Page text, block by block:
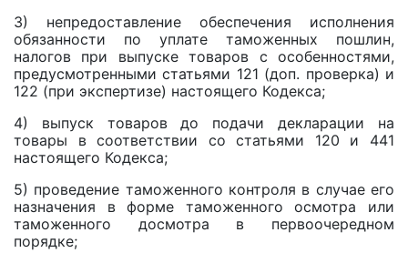
3) непредоставление обеспечения исполнения
обязанности по уплате таможенных пошлин,
налогов при выпуске товаров с особенностями,
предусмотренными статьями 121 (доп. проверка) и
122 (при экспертизе) настоящего Кодекса;
4) выпуск товаров до подачи декларации на
товары в соответствии со статьями 120 и 441
настоящего Кодекса;
5) проведение таможенного контроля в случае его
назначения в форме таможенного осмотра или
таможенного досмотра в первоочередном
порядке;